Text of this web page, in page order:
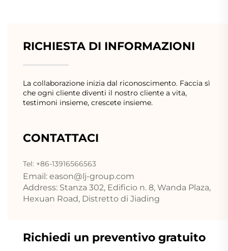
RICHIESTA DI INFORMAZIONI
La collaborazione inizia dal riconoscimento. Faccia sì
che ogni cliente diventi il nostro cliente a vita,
testimoni insieme, crescete insieme.
CONTATTACI
Tel: +86-13916566563
Email: eason@lj-group.com
Address: Stanza 302, Edificio n. 8, Wanda Plaza,
Hexuan Road, Distretto di Jiading
Richiedi un preventivo gratuito